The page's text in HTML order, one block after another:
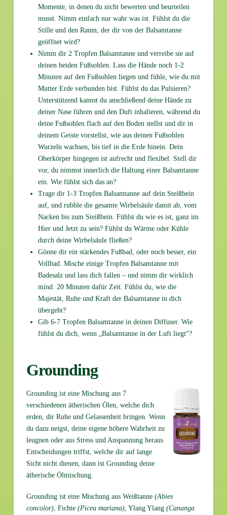
Momente, in denen du nicht bewerten und beurteilen
musst. Nimm einfach nur wahr was ist. Fühlst du die
Stille und den Raum, der dir von der Balsamtanne
geöffnet wird?
Nimm dir 2 Tropfen Balsamtanne und verreibe sie auf
deinen beiden Fußsohlen. Lass die Hände noch 1-2
Minuten auf den Fußsohlen liegen und fühle, wie du mit
Mutter Erde verbunden bist. Fühlst du das Pulsieren?
Unterstützend kannst du anschließend deine Hände zu
deiner Nase führen und den Duft inhalieren, während du
deine Fußsohlen flach auf den Boden stellst und dir in
deinem Geiste vorstellst, wie aus deinen Fußsohlen
Wurzeln wachsen, bis tief in die Erde hinein. Dein
Oberkörper hingegen ist aufrecht und flexibel. Stell dir
vor, du nimmst innerlich die Haltung einer Balsamtanne
ein. Wie fühlst sich das an?
Trage dir 1-3 Tropfen Balsamtanne auf dein Steißbein
auf, und rubble die gesamte Wirbelsäule damit ab, vom
Nacken bis zum Steißbein. Fühlst du wie es ist, ganz im
Hier und Jetzt zu sein? Fühlst du Wärme oder Kühle
durch deine Wirbelsäule fließen?
Gönne dir ein stärkendes Fußbad, oder noch besser, ein
Vollbad. Mische einige Tropfen Balsamtanne mit
Badesalz und lass dich fallen – und nimm dir wirklich
mind. 20 Minuten dafür Zeit. Fühlst du, wie die
Majestät, Ruhe und Kraft der Balsamtanne in dich
übergeht?
Gib 6-7 Tropfen Balsamtanne in deinen Diffuser. Wie
fühlst du dich, wenn „Balsamtanne in der Luft liegt“?
Grounding
Grounding ist eine Mischung aus 7
verschiedenen ätherischen Ölen, welche dich
erden, dir Ruhe und Gelassenheit bringen. Wenn
du dazu neigst, deine eigene höhere Wahrheit zu
leugnen oder aus Stress und Anspannung heraus
Entscheidungen triffst, welche dir auf lange
Sicht nicht dienen, dann ist Grounding deine
ätherische Ölmischung.
Grounding ist eine Mischung aus Weißtanne(Abies
concolor), Fichte (Picea mariana), Ylang Ylang (Cananga